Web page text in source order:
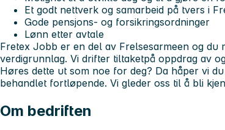
Et godt nettverk og samarbeid på tvers i
Gode pensjons- og forsikringsordninger
Lønn etter avtale
Fretex Jobb er en del av Frelsesarmeen og du
verdigrunnlag. Vi drifter tiltaketpå oppdrag av
Høres dette ut som noe for deg? Da håper vi
behandlet fortløpende. Vi gleder oss til å bli
Om bedriften